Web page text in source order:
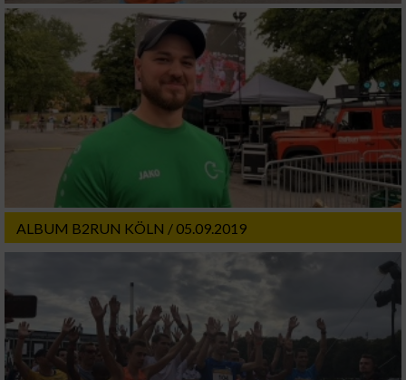
ALBUM B2RUN KÖLN / 05.09.2019